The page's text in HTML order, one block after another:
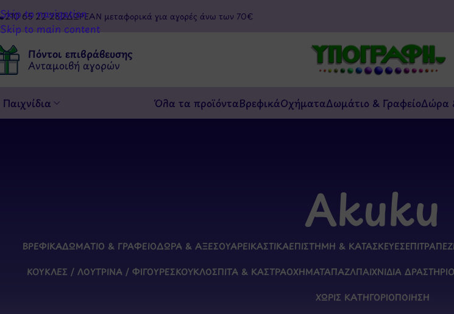
Skip to navigation
Skip to main content
210 65 22 282ΔΩΡΕΑΝ μεταφορικά για αγορές άνω των 70€
Πόντοι επιβράβευσης
Ανταμοιβή αγορών
Παιχνίδια Όλα τα προϊόνταΒρεφικάΟχήματαΔωμάτιο & ΓραφείοΔώρα
Akuku
ΒΡΕΦΙΚΆΔΩΜΆΤΙΟ & ΓΡΑΦΕΊΟΔΏΡΑ & ΑΞΕΣΟΥΆΡΕΙΚΑΣΤΙΚΆΕΠΙΣΤΉΜΗ & ΚΑΤΑΣΚΕΥΈΣ
ΚΟΎΚΛΕΣ / ΛΟΎΤΡΙΝΑ / ΦΙΓΟΎΡΕΣΚΟΥΚΛΌΣΠΙΤΑ & ΚΆΣΤΡΑΟΧΉΜΑΤΑΠΑΖΛΠΑΙΧΝΊΔΙΑ
ΧΩΡΊΣ ΚΑΤΗΓΟΡΙΟΠΟΊΗΣΗ